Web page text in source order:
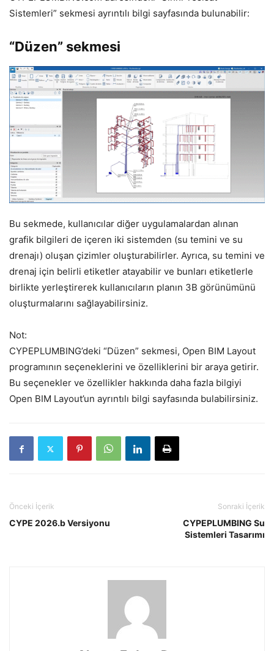
Sistemleri” sekmesi ayrıntılı bilgi sayfasında bulunabilir:
“Düzen” sekmesi
Bu sekmede, kullanıcılar diğer uygulamalardan alınan
grafik bilgileri de içeren iki sistemden (su temini ve su
drenajı) oluşan çizimler oluşturabilirler. Ayrıca, su temini ve
drenaj için belirli etiketler atayabilir ve bunları etiketlerle
birlikte yerleştirerek kullanıcıların planın 3B görünümünü
oluşturmalarını sağlayabilirsiniz.
Not:
CYPEPLUMBING’deki “Düzen” sekmesi, Open BIM Layout
programının seçeneklerini ve özelliklerini bir araya getirir.
Bu seçenekler ve özellikler hakkında daha fazla bilgiyi
Open BIM Layout’un ayrıntılı bilgi sayfasında bulabilirsiniz.
Önceki İçerik
CYPE 2026.b Versiyonu
Sonraki İçerik
CYPEPLUMBING Su
Sistemleri Tasarımı